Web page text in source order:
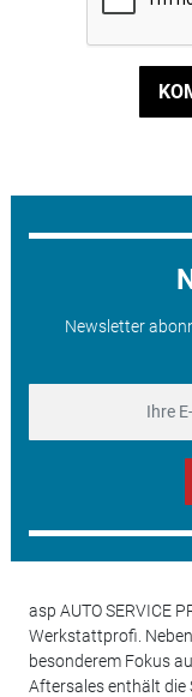
Newsletter
asp AUTO SERVICE
Werkstattprofi.
besonderem Fokus
Aftersales enthält die